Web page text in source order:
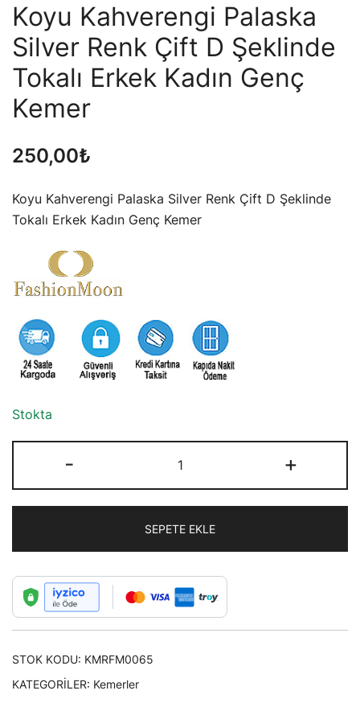
Koyu Kahverengi Palaska
Silver Renk Çift D Şeklinde
Tokalı Erkek Kadın Genç
Kemer
250,00₺
Koyu Kahverengi Palaska Silver Renk Çift D Şeklinde
Tokalı Erkek Kadın Genç Kemer
Stokta
-
Kahverengi
Palaska
Renk
Çift
D
Şeklinde
Tokalı
+
SEPETE EKLE
STOK KODU: KMRFM0065
KATEGORILER: Kemerler